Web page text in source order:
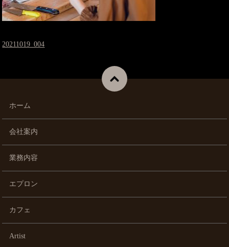
20211019_004
ホーム
会社案内
業務内容
エプロン
カフェ
Artist